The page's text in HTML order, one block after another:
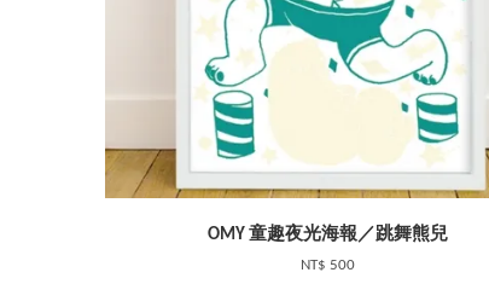
OMY 童趣夜光海報／跳舞熊兒
NT$ 500